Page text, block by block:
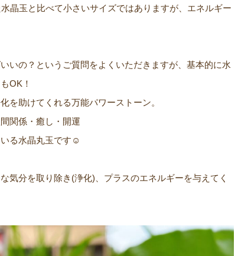
晶玉と比べて小さいサイズではありますが、エネルギー
いの？というご質問をよくいただきますが、基本的に水
OK！
を助けてくれる万能パワーストーン。
関係・癒し・開運
いる水晶丸玉です☺
気分を取り除き(浄化)、プラスのエネルギーを与えてく